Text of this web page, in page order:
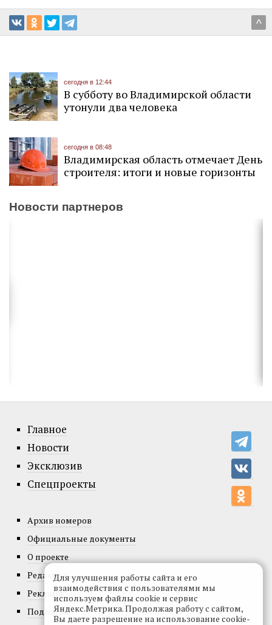
^
сегодня в 12:44
В субботу во Владимирской области
утонули два человека
сегодня в 08:48
Владимирская область отмечает День
строителя: итоги и новые горизонты
Новости партнеров
Главное
Новости
Эксклюзив
Спецпроекты
Архив номеров
Официальные документы
О проекте
Редакция
Реклама
Подписка
Для улучшения работы сайта и его
взаимодействия с пользователями мы
используем файлы cookie и сервис
Яндекс.Метрика. Продолжая работу с сайтом,
Вы даете разрешение на использование cookie-